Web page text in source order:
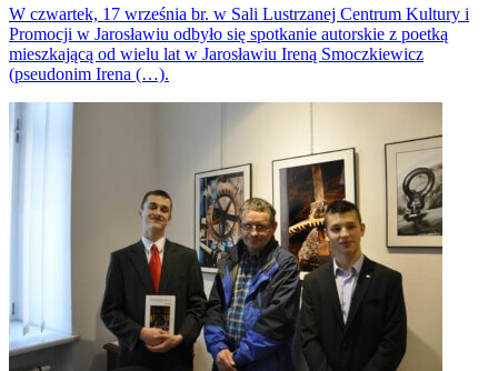
W czwartek, 17 września br. w Sali Lustrzanej Centrum Kultury i
Promocji w Jarosławiu odbyło się spotkanie autorskie z poetką
mieszkającą od wielu lat w Jarosławiu Ireną Smoczkiewicz
(pseudonim Irena (…).